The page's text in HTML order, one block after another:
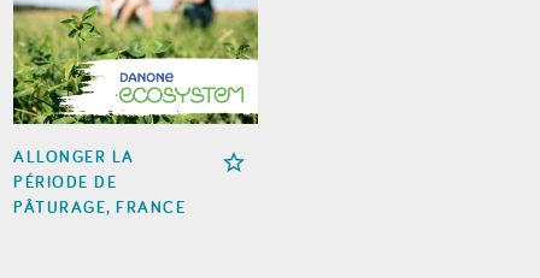
ALLONGER LA
PÉRIODE DE
PÂTURAGE, FRANCE